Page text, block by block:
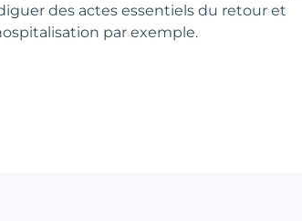
des actes essentiels du retour et
par exemple.